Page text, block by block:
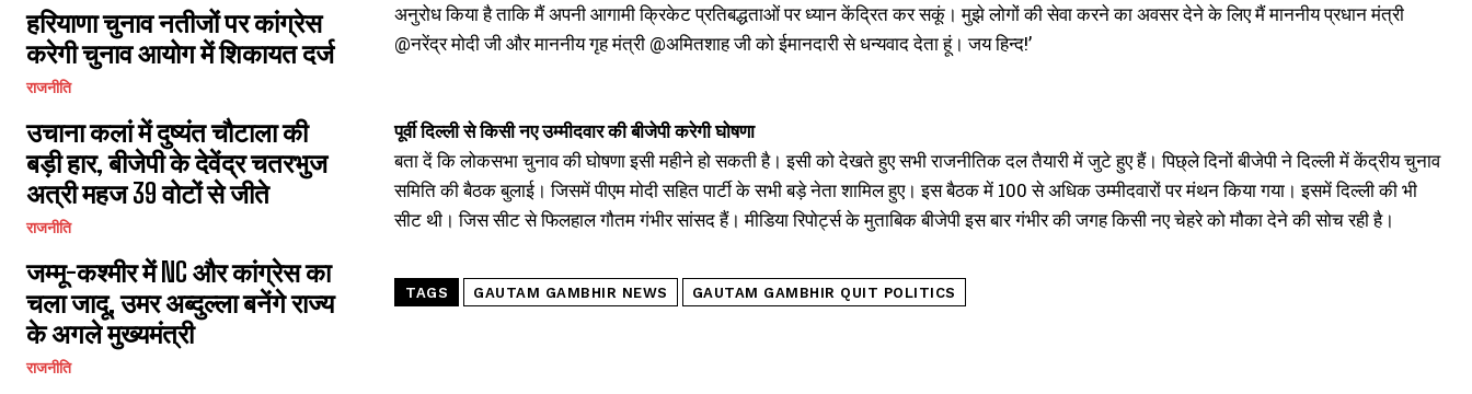
हरियाणा चुनाव नतीजों पर कांग्रेस
करेगी चुनाव आयोग में शिकायत दर्ज
राजनीति
उचाना कलां में दुष्यंत चौटाला की
बड़ी हार, बीजेपी के देवेंद्र चतरभुज
अत्री महज 39 वोटों से जीते
राजनीति
जम्मू-कश्मीर में NC और कांग्रेस का
चला जादू, उमर अब्दुल्ला बनेंगे राज्य
के अगले मुख्यमंत्री
राजनीति
अनुरोध किया है ताकि मैं अपनी आगामी क्रिकेट प्रतिबद्धताओं पर ध्यान केंद्रित कर सकूं। मुझे लोगों की सेवा करने का अवसर देने के लिए मैं माननीय प्रधान मंत्री
@नरेंद्र मोदी जी और माननीय गृह मंत्री @अमितशाह जी को ईमानदारी से धन्यवाद देता हूं। जय हिन्द!’
पूर्वी दिल्ली से किसी नए उम्मीदवार की बीजेपी करेगी घोषणा
बता दें कि लोकसभा चुनाव की घोषणा इसी महीने हो सकती है। इसी को देखते हुए सभी राजनीतिक दल तैयारी में जुटे हुए हैं। पिछ्ले दिनों बीजेपी ने दिल्ली में केंद्रीय चुनाव
समिति की बैठक बुलाई। जिसमें पीएम मोदी सहित पार्टी के सभी बड़े नेता शामिल हुए। इस बैठक में 100 से अधिक उम्मीदवारों पर मंथन किया गया। इसमें दिल्ली की भी
सीट थी। जिस सीट से फिलहाल गौतम गंभीर सांसद हैं। मीडिया रिपोर्ट्स के मुताबिक बीजेपी इस बार गंभीर की जगह किसी नए चेहरे को मौका देने की सोच रही है।
TAGS GAUTAM GAMBHIR NEWS GAUTAM GAMBHIR QUIT POLITICS